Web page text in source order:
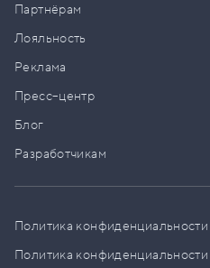
Партнёрам
Лояльность
Реклама
Пресс–центр
Блог
Разработчикам
Политика
Политика